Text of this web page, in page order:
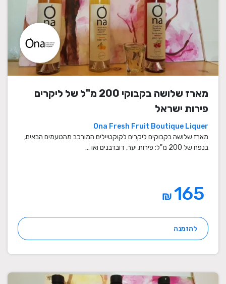
מארז שלושה בקבוקי 200 מ"ל של ליקרים
פירות ישראל
Ona Fresh Fruit Boutique Liquer
מארז שלושה בקבוקים ליקרים לקוקטיילים המורכב מהטעמים הבאים,
בנפח של 200 מ"ל: פירות יער, דובדבנים ואו ...
₪
להזמנה